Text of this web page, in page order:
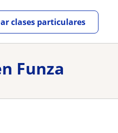
clases particulares
Funza